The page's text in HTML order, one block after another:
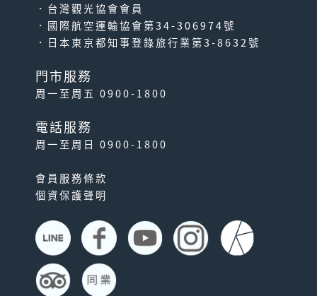
．台灣觀光協會會員
．國際航空運輸協會第34-306974號
．日本東京都知事登錄旅行業第3-8632號
門市服務
周一至周五 0900-1800
電話服務
周一至周日 0900-1800
會員服務條款
個資保護聲明